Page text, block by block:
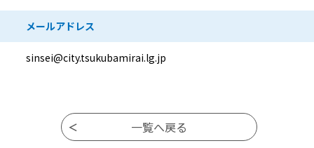
メールアドレス
sinsei@city.tsukubamirai.lg.jp